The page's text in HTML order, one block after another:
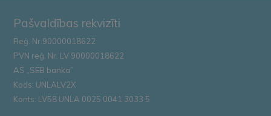
Pašvaldības rekvizīti
Reģ. Nr.90000018622
PVN reģ. Nr. LV 90000018622
AS „SEB banka”
Kods: UNLALV2X
Konts: LV58 UNLA 0025 0041 3033 5